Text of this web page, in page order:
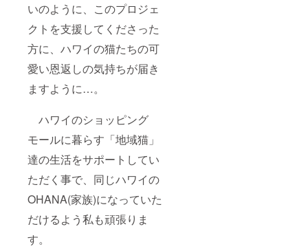
いのように、このプロジェ
クトを支援してくださった
方に、ハワイの猫たちの可
愛い恩返しの気持ちが届き
ますように…。
ハワイのショッピング
モールに暮らす「地域猫」
達の生活をサポートしてい
ただく事で、同じハワイの
OHANA(家族)になっていた
だけるよう私も頑張りま
す。